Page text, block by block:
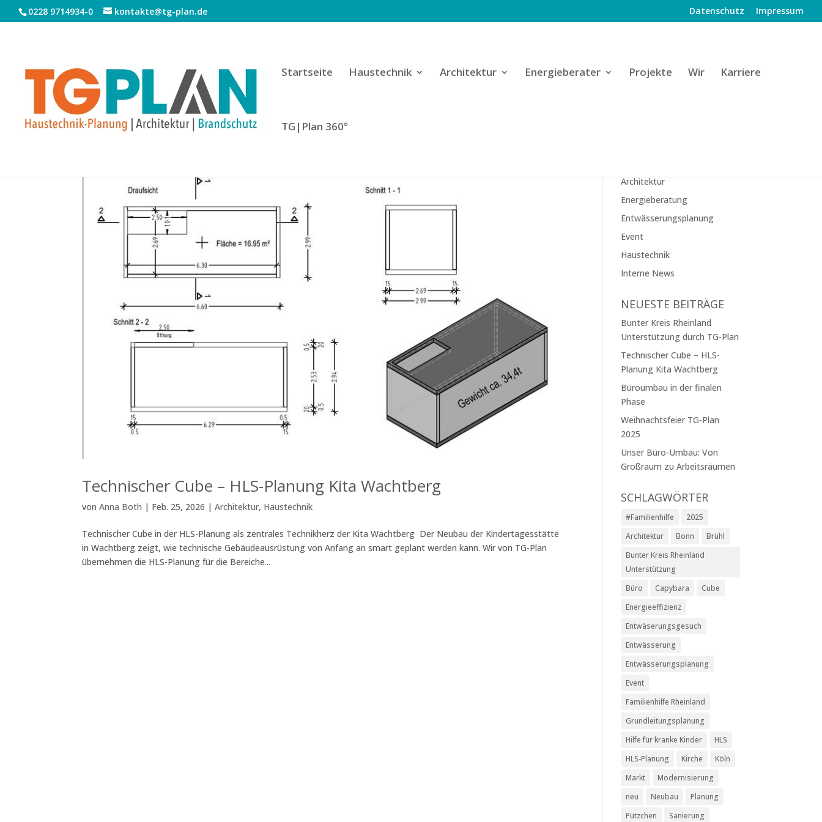
0228 9714934-0 kontakte@tg-plan.de Datenschutz Impressum
Startseite Haustechnik Architektur Energieberater Projekte Wir Karriere
TG|Plan 360°
Technischer Cube – HLS-Planung Kita Wachtberg
vonAnna Both | Feb. 25, 2026 |Architektur, Haustechnik
Technischer Cube in der HLS-Planung als zentrales Technikherz der Kita Wachtberg Der Neubau der Kindertagesstätte
in Wachtberg zeigt, wie technische Gebäudeausrüstung von Anfang an smart geplant werden kann. Wir von TG-Plan
übernehmen die HLS-Planung für die Bereiche...
Architektur
Energieberatung
Entwässerungsplanung
Event
Haustechnik
Interne News
NEUESTE BEITRÄGE
Bunter Kreis Rheinland
Unterstützung durch TG-Plan
Technischer Cube – HLS-
Planung Kita Wachtberg
Büroumbau in der finalen
Phase
Weihnachtsfeier TG-Plan
2025
Unser Büro-Umbau: Von
Großraum zu Arbeitsräumen
SCHLAGWÖRTER
#Familienhilfe
2025
Architektur
Bonn
Brühl
Bunter Kreis Rheinland
Unterstützung
Büro
Capybara
Cube
Energieeffizienz
Entwäserungsgesuch
Entwässerung
Entwässerungsplanung
Event
Familienhilfe Rheinland
Grundleitungsplanung
Hilfe für kranke Kinder
HLS
HLS-Planung
Kirche
Köln
Markt
Modernisierung
neu
Neubau
Planung
Pützchen
Sanierung